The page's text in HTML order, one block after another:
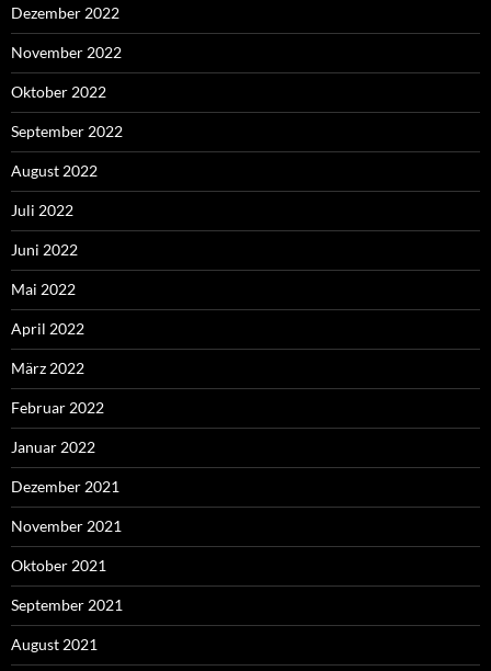
Dezember 2022
November 2022
Oktober 2022
September 2022
August 2022
Juli 2022
Juni 2022
Mai 2022
April 2022
März 2022
Februar 2022
Januar 2022
Dezember 2021
November 2021
Oktober 2021
September 2021
August 2021